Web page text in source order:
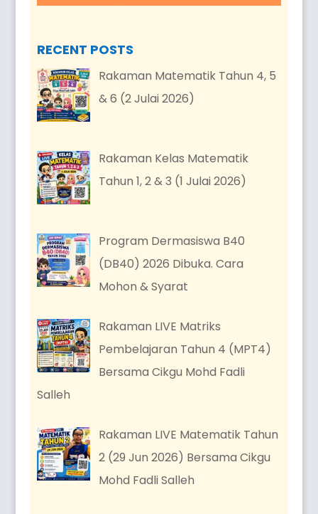
RECENT POSTS
Rakaman Matematik Tahun 4, 5
& 6 (2 Julai 2026)
Rakaman Kelas Matematik
Tahun 1, 2 & 3 (1 Julai 2026)
Program Dermasiswa B40
(DB40) 2026 Dibuka. Cara
Mohon & Syarat
Rakaman LIVE Matriks
Pembelajaran Tahun 4 (MPT4)
Bersama Cikgu Mohd Fadli
Salleh
Rakaman LIVE Matematik Tahun
2 (29 Jun 2026) Bersama Cikgu
Mohd Fadli Salleh